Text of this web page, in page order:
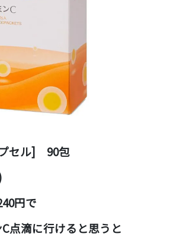
セル] 90包
円で
点滴に行けると思うと